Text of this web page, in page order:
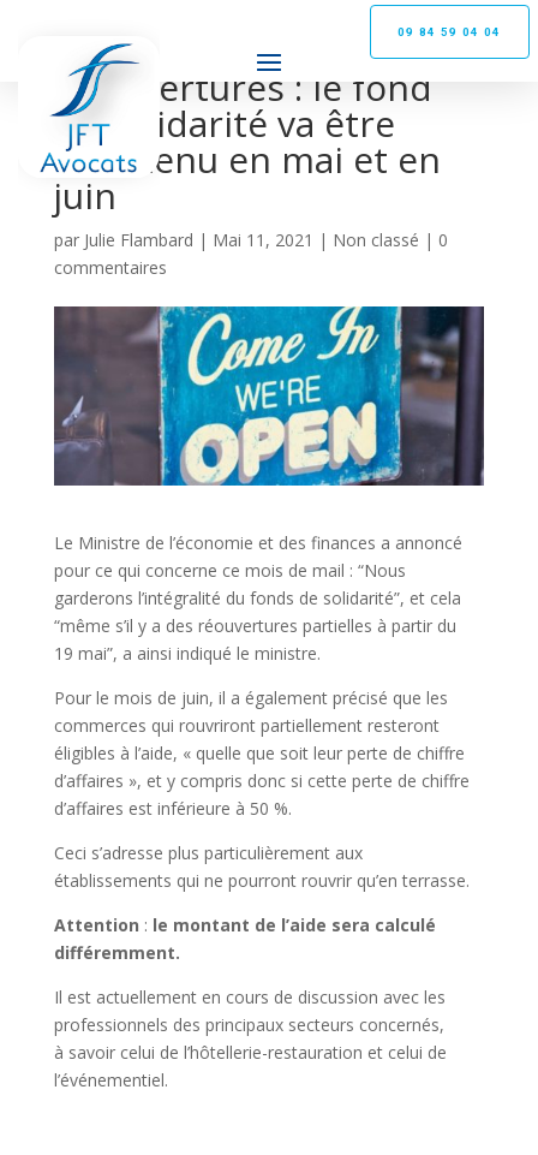
09 84 59 04 04
Réouvertures : le fond
de solidarité va être
maintenu en mai et en
juin
par Julie Flambard | Mai 11, 2021 | Non classé | 0
commentaires
Le Ministre de l’économie et des finances a annoncé
pour ce qui concerne ce mois de mail : “Nous
garderons l’intégralité du fonds de solidarité”, et cela
“même s’il y a des réouvertures partielles à partir du
19 mai”, a ainsi indiqué le ministre.
Pour le mois de juin, il a également précisé que les
commerces qui rouvriront partiellement resteront
éligibles à l’aide, « quelle que soit leur perte de chiffre
d’affaires », et y compris donc si cette perte de chiffre
d’affaires est inférieure à 50 %.
Ceci s’adresse plus particulièrement aux
établissements qui ne pourront rouvrir qu’en terrasse.
Attention : le montant de l’aide sera calculé
différemment.
Il est actuellement en cours de discussion avec les
professionnels des principaux secteurs concernés,
à savoir celui de l’hôtellerie-restauration et celui de
l’événementiel.